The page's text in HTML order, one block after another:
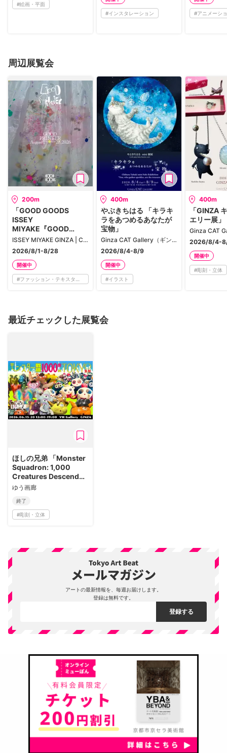
#絵画・平面
#インスタレーション #アニメーシ
周辺展覧会
200m
「GOOD GOODS
ISSEY
MIYAKE『GOOD
PRINTER』」
ISSEY MIYAKE GINZA | CUBE
2026/8/1-8/28
開催中
#ファッション・テキスタイル
400m
やぶきちはる 「キラキ
ラをあつめるあなたが
宝物」
Ginza CAT Gallery（ギンザ キャット ギャラリー）
2026/8/4-8/9
開催中
#イラスト
400m
「GINZA
エリー展」
2026/8/4-
開催中
#彫刻・立体
最近チェックした展覧会
ほしの兄弟 「Monster
Squadron: 1,000
Creatures Descend
on Tokyo」
ゆう画廊
終了
#彫刻・立体
アートの最新情報を、毎週お届けします。
登録は無料です。